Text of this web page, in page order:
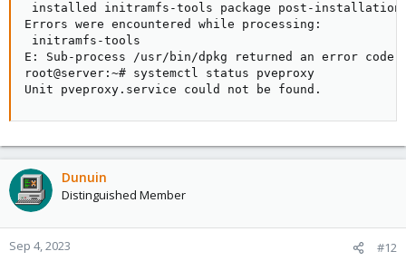
installed initramfs-tools package post-
Errors were encountered while processing:
initramfs-tools
E: Sub-process /usr/bin/dpkg returned an error code
root@server:~# systemctl status pveproxy
Unit pveproxy.service could not be found.
Dunuin
Distinguished Member
Sep 4, 2023 #12